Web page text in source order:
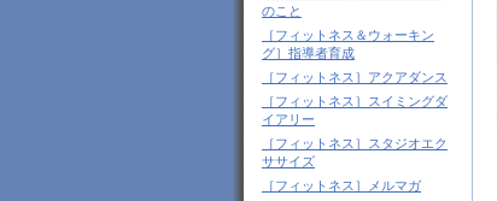
のこと
［フィットネス＆ウォーキン
グ］指導者育成
［フィットネス］アクアダンス
［フィットネス］スイミングダ
イアリー
［フィットネス］スタジオエク
ササイズ
［フィットネス］メルマガ